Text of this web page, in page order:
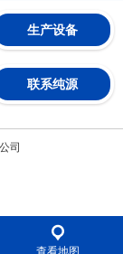
生产设备
联系纯源
司
查看地图